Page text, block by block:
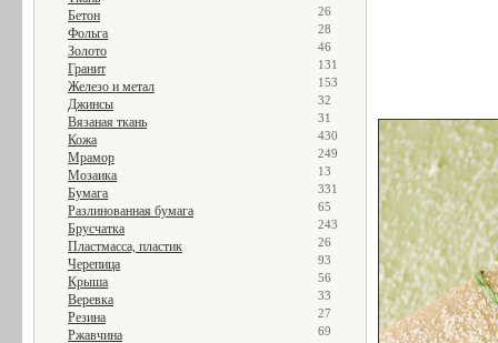
Бетон 26
Фольга 28
Золото 46
Гранит 131
Железо и метал 153
Джинсы 32
Вязаная ткань 31
Кожа 430
Мрамор 249
Мозаика 13
Бумага 331
Разлинованная бумага 65
Брусчатка 243
Пластмасса, пластик 26
Черепица 93
Крыша 56
Веревка 33
Резина 27
Ржавчина 69